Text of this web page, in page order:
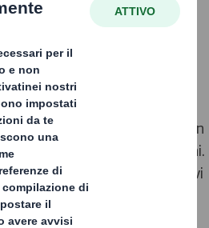
a livello
difficoltà che stiamo vivendo, in
dimenticato i nostri impegni.
raggiungere i nostri obiettivi
ancora una volta,
l’ambiente e le comunità